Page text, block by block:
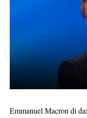
Emmanuel Macron di